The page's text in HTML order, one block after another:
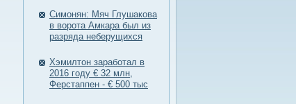
Симонян: Мяч Глушакова
в ворота Амкара был из
разряда неберущихся
Хэмилтон заработал в
2016 году € 32 млн,
Ферстаппен - € 500 тыс